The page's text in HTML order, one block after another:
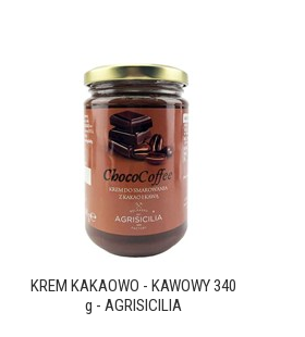
KREM KAKAOWO - KAWOWY 340
g - AGRISICILIA